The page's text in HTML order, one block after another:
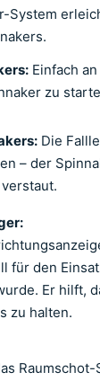
System
Einfach
zu
Die
– der
für den
Er hilft,
zu halten.